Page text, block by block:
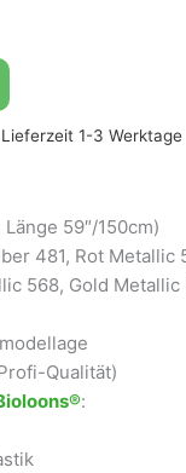
1-3 Werktage
59″/150cm)
481, Rot Metallic
568, Gold Metallic
Qualität)
: